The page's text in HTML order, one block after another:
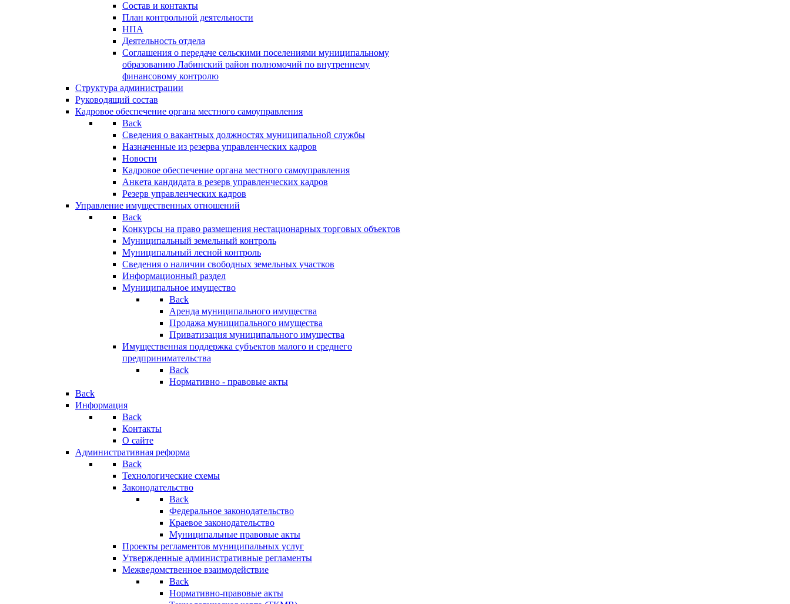
Состав и контакты
План контрольной деятельности
НПА
Деятельность отдела
Соглашения о передаче сельскими поселениями муниципальному
образованию Лабинский район полномочий по внутреннему
финансовому контролю
Структура администрации
Руководящий состав
Кадровое обеспечение органа местного самоуправления
Back
Сведения о вакантных должностях муниципальной службы
Назначенные из резерва управленческих кадров
Новости
Кадровое обеспечение органа местного самоуправления
Анкета кандидата в резерв управленческих кадров
Резерв управленческих кадров
Управление имущественных отношений
Back
Конкурсы на право размещения нестационарных торговых объектов
Муниципальный земельный контроль
Муниципальный лесной контроль
Сведения о наличии свободных земельных участков
Информационный раздел
Муниципальное имущество
Back
Аренда муниципального имущества
Продажа муниципального имущества
Приватизация муниципального имущества
Имущественная поддержка субъектов малого и среднего
предпринимательства
Back
Нормативно - правовые акты
Back
Информация
Back
Контакты
О сайте
Административная реформа
Back
Технологические схемы
Законодательство
Back
Федеральное законодательство
Краевое законодательство
Муниципальные правовые акты
Проекты регламентов муниципальных услуг
Утвержденные административные регламенты
Межведомственное взаимодействие
Back
Нормативно-правовые акты